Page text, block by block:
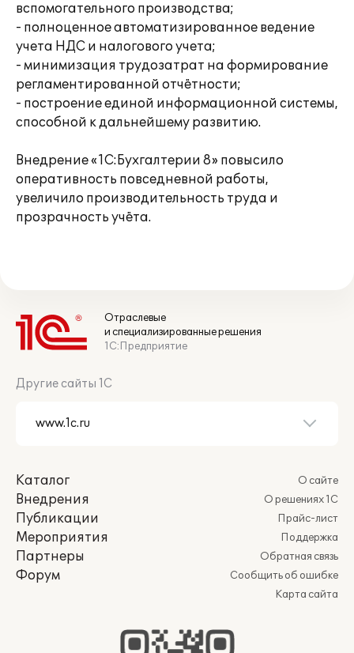
вспомогательного производства;
- полноценное автоматизированное ведение
учета НДС и налогового учета;
- минимизация трудозатрат на формирование
регламентированной отчётности;
- построение единой информационной системы,
способной к дальнейшему развитию.
Внедрение «1С:Бухгалтерии 8» повысило
оперативность повседневной работы,
увеличило производительность труда и
прозрачность учёта.
Отраслевые
и специализированные решения
1С:Предприятие
Другие сайты 1С
Каталог
Внедрения
Публикации
Мероприятия
Партнеры
Форум
О сайте
О решениях 1С
Прайс-лист
Поддержка
Обратная связь
Сообщить об ошибке
Карта сайта